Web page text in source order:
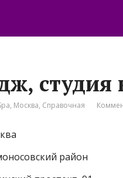
студия
, Москва, Справочная
район